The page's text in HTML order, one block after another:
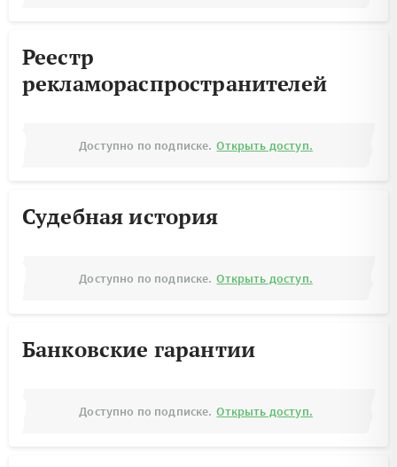
Реестр
рекламораспространителей
Доступно по подписке. Открыть доступ.
Судебная история
Доступно по подписке. Открыть доступ.
Банковские гарантии
Доступно по подписке. Открыть доступ.